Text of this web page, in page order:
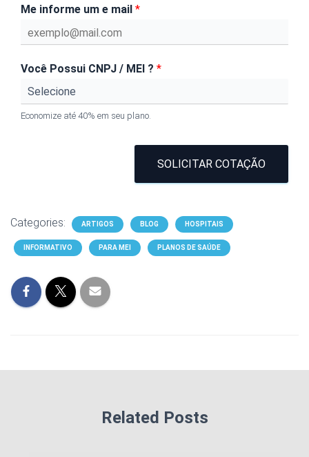
Me informe um e mail *
Você Possui CNPJ / MEI ? *
Economize até 40% em seu plano.
SOLICITAR COTAÇÃO
Categories: ARTIGOS BLOG HOSPITAIS
INFORMATIVO PARA MEI PLANOS DE SAÚDE
Related Posts